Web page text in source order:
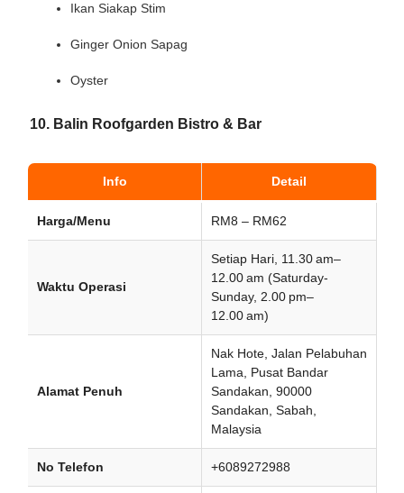
Ikan Siakap Stim
Ginger Onion Sapag
Oyster
10. Balin Roofgarden Bistro & Bar
Info Detail
Harga/Menu RM8 – RM62
Waktu Operasi
Setiap Hari, 11.30 am–
12.00 am (Saturday-
Sunday, 2.00 pm–
12.00 am)
Alamat Penuh
Nak Hote, Jalan Pelabuhan
Lama, Pusat Bandar
Sandakan, 90000
Sandakan, Sabah,
Malaysia
No Telefon +6089272988